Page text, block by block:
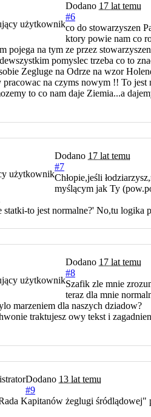
Dodano 17 lat temu
#6
co do stowarzyszen
ktory powie nam co
pojega na tym ze przez
pomyslec trzeba co to
Zegluge na Odrze na wzor
na czyms nowym !! To
to co nam daje Ziemia...a
Dodano 17 lat temu
#7
Chłopie,jeśli
myślącym jak Ty
to jest normalne?' No,tu logika
Dodano 17 lat temu
#8
Szafik zle mnie
teraz dla mnie
marzeniem dla naszych dziadow?
traktujesz owy tekst i
Dodano 13 lat temu
#9
Kapitanów żeglugi śródlądowej"